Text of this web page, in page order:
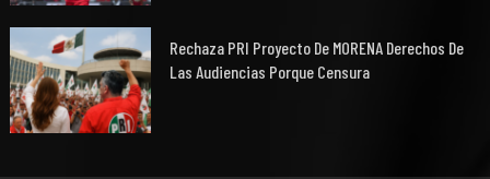
Rechaza PRI Proyecto De MORENA Derechos De
Las Audiencias Porque Censura